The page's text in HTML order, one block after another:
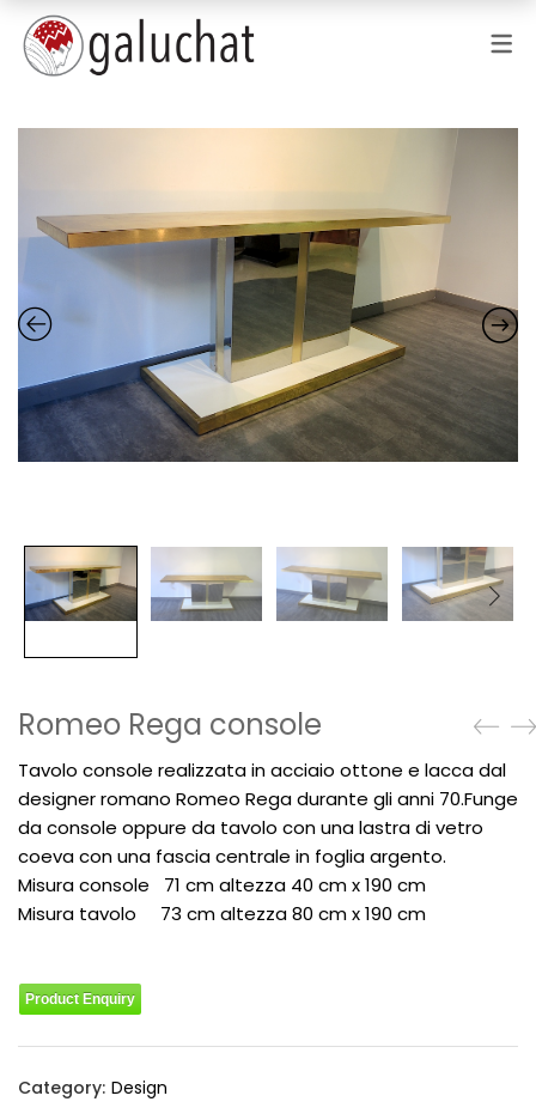
Romeo Rega console
Tavolo console realizzata in acciaio ottone e lacca dal
designer romano Romeo Rega durante gli anni 70.Funge
da console oppure da tavolo con una lastra di vetro
coeva con una fascia centrale in foglia argento.
Misura console 71 cm altezza 40 cm x 190 cm
Misura tavolo 73 cm altezza 80 cm x 190 cm
Product Enquiry
Category: Design